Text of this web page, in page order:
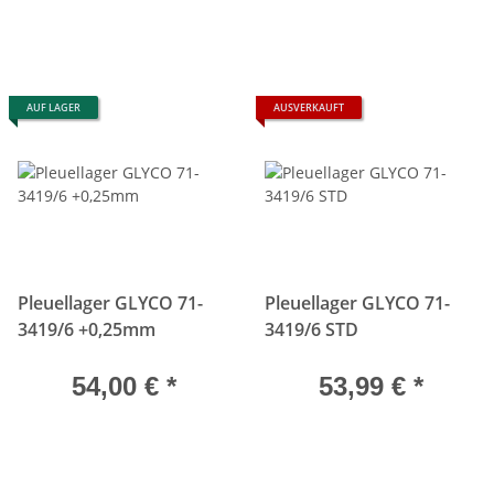
AUF LAGER
Pleuellager GLYCO 71-
3419/6 +0,25mm
54,00 € *
AUSVERKAUFT
Pleuellager GLYCO 71-
3419/6 STD
53,99 € *